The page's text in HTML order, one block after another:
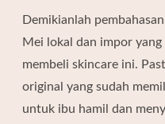
Demikianlah
Mei lokal dan impor
membeli skincare ini.
original yang sudah
untuk ibu hamil dan